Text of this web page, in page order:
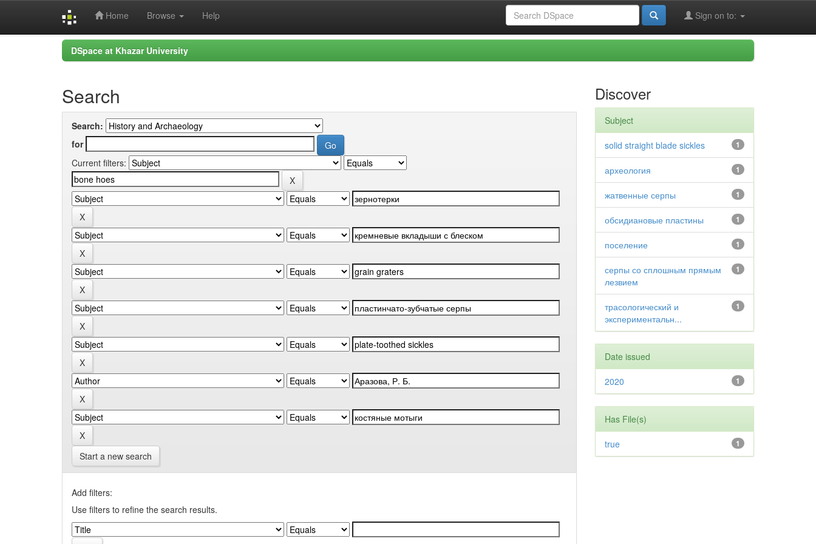
Home Browse Help Sign on to:
DSpace at Khazar University
Search
Search:
for
Current filters:
Start a new search
Add filters:
Use filters to refine the search results.
Discover
Subject
1
solid straight blade sickles
1
археология
1
жатвенные серпы
1
обсидиановые пластины
1
поселение
1
серпы со сплошным прямым
лезвием
1
трасологический и
экспериментальн...
Date issued
1
2020
Has File(s)
1
true